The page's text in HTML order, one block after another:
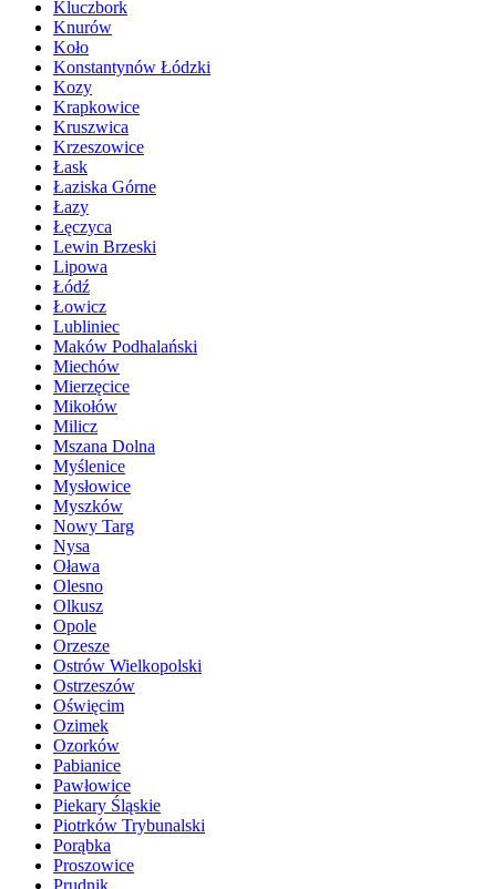
Kluczbork
Knurów
Koło
Konstantynów Łódzki
Kozy
Krapkowice
Kruszwica
Krzeszowice
Łask
Łaziska Górne
Łazy
Łęczyca
Lewin Brzeski
Lipowa
Łódź
Łowicz
Lubliniec
Maków Podhalański
Miechów
Mierzęcice
Mikołów
Milicz
Mszana Dolna
Myślenice
Mysłowice
Myszków
Nowy Targ
Nysa
Oława
Olesno
Olkusz
Opole
Orzesze
Ostrów Wielkopolski
Ostrzeszów
Oświęcim
Ozimek
Ozorków
Pabianice
Pawłowice
Piekary Śląskie
Piotrków Trybunalski
Porąbka
Proszowice
Prudnik